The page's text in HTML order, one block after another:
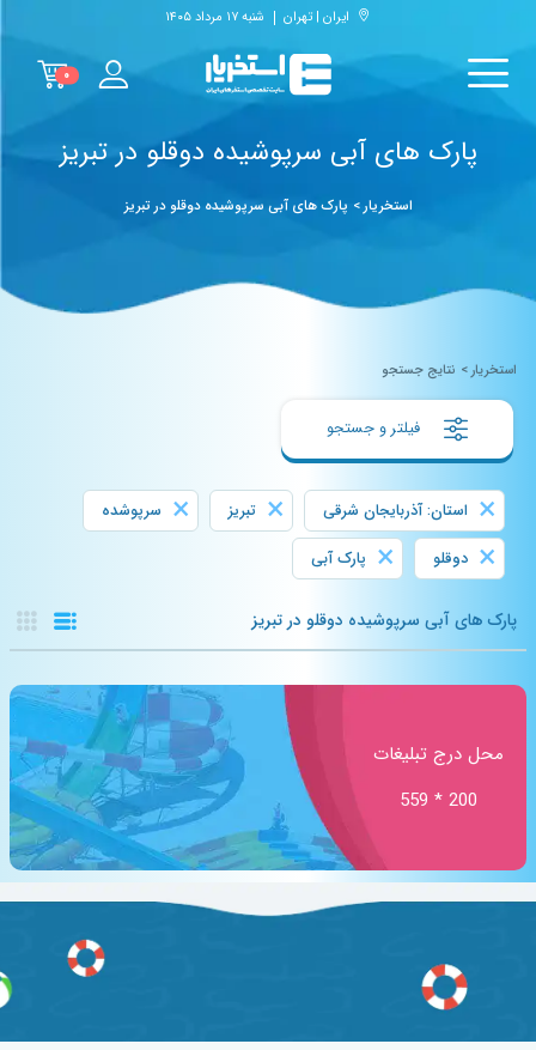
ایران | تهران شنبه ۱۷ مرداد ۱۴۰۵
۰
پارک های آبی سرپوشیده دوقلو در تبریز
استخریار> پارک های آبی سرپوشیده دوقلو در تبریز
استخریار> نتایج جستجو
× استان: آذربایجان شرقی × تبریز × سرپوشده
× دوقلو × پارک آبی
پارک های آبی سرپوشیده دوقلو در تبریز
محل درج تبلیغات
200 * 559